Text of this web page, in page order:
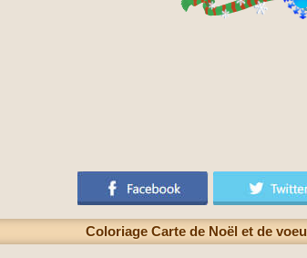
Coloriage Carte de Noël et de